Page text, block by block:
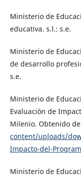
Ministerio de
educativa. s.l.: s.e.
Ministerio de
de desarrollo
s.e.
Ministerio de
Evaluación de
Milenio. Obtenido de
content/uploads/
Impacto-del-
Ministerio de